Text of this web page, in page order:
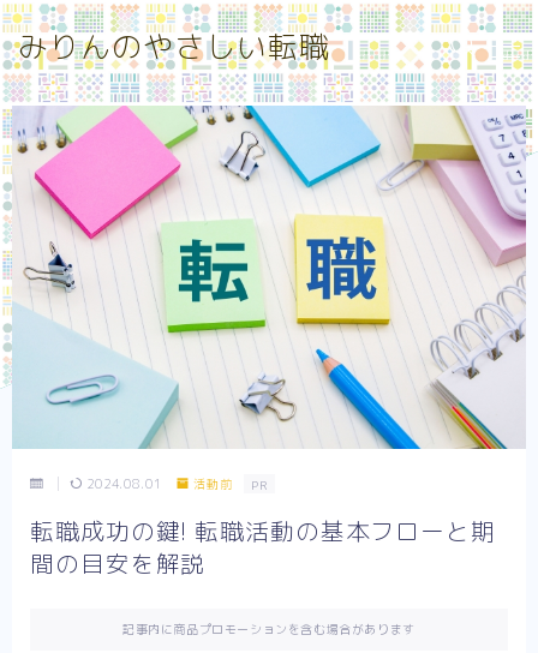
みりんのやさしい転職
MENU
お問い合わせ
みりんのやさしい転職 トップページ
プライバシーポリシー
メンタルケア
働き方
特定商取引法に基づく表記
記事一覧
転職エージェント
転職先選び
2024.08.01 活動前 PR
転職成功の鍵! 転職活動の基本フローと期
間の目安を解説
記事内に商品プロモーションを含む場合があります